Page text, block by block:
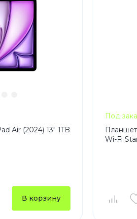
400
400 Pro
Автомобильные держатели
Air (2024) 13" 1TB
В корзину
Под
Планшет
Wi-Fi